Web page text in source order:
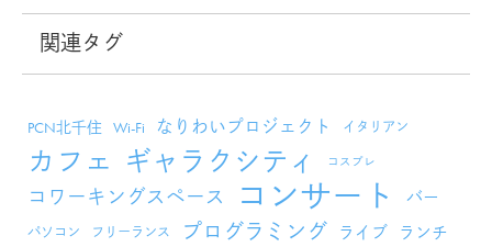
関連タグ
PCN北千住 Wi-Fi なりわいプロジェクト イタリアン
カフェ ギャラクシティ コスプレ
コワーキングスペース コンサート バー
パソコン フリーランス プログラミング ライブ ランチ